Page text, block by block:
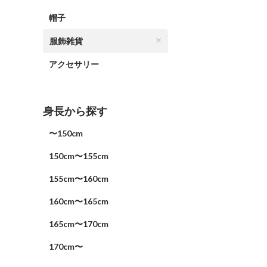
帽子
服飾雑貨
アクセサリー
身長から探す
〜150cm
150cm〜155cm
155cm〜160cm
160cm〜165cm
165cm〜170cm
170cm〜